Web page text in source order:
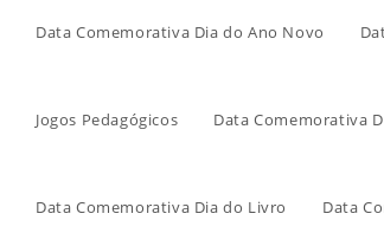
Data Comemorativa Dia do Ano Novo
Jogos Pedagógicos Data Comemorativa
Data Comemorativa Dia do Livro Data